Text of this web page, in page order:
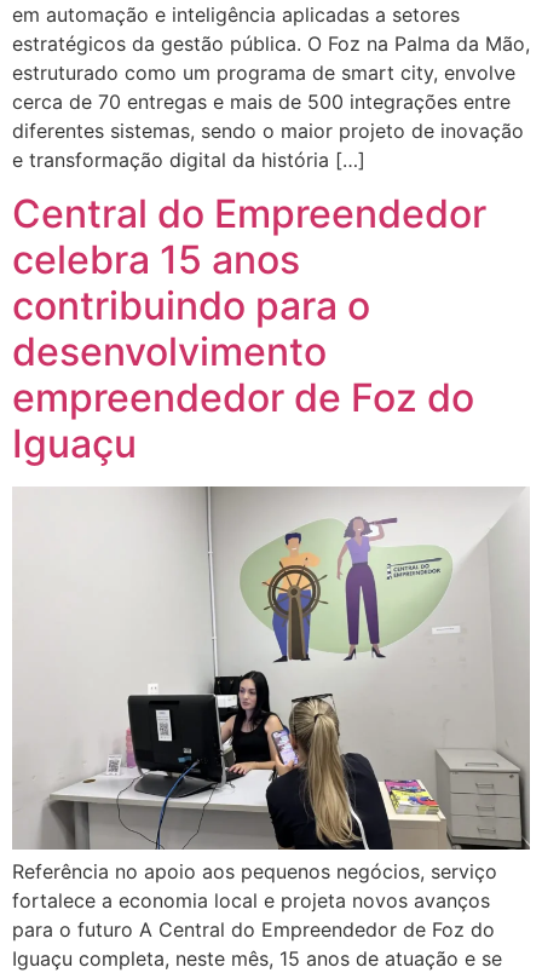
em automação e inteligência aplicadas a setores
estratégicos da gestão pública. O Foz na Palma da Mão,
estruturado como um programa de smart city, envolve
cerca de 70 entregas e mais de 500 integrações entre
diferentes sistemas, sendo o maior projeto de inovação
e transformação digital da história […]
Central do Empreendedor
celebra 15 anos
contribuindo para o
desenvolvimento
empreendedor de Foz do
Iguaçu
Referência no apoio aos pequenos negócios, serviço
fortalece a economia local e projeta novos avanços
para o futuro A Central do Empreendedor de Foz do
Iguaçu completa, neste mês, 15 anos de atuação e se